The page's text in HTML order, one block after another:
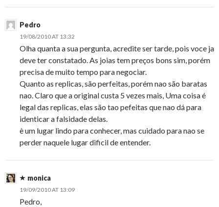
Pedro
19/08/2010 AT 13:32
Olha quanta a sua pergunta, acredite ser tarde, pois voce ja
deve ter constatado. As joias tem preços bons sim, porém
precisa de muito tempo para negociar.
Quanto as replicas, são perfeitas, porém nao são baratas
nao. Claro que a original custa 5 vezes mais, Uma coisa é
legal das replicas, elas são tao pefeitas que nao dá para
identicar a falsidade delas.
è um lugar lindo para conhecer, mas cuidado para nao se
perder naquele lugar dificil de entender.
monica
19/09/2010 AT 13:09
Pedro,